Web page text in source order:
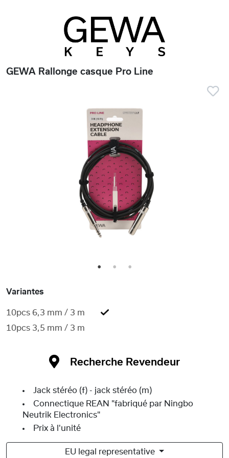
GEWA Rallonge casque Pro Line
1 2 3
Variantes
10pcs 6,3 mm / 3 m
10pcs 3,5 mm / 3 m
Recherche Revendeur
Jack stéréo (f) - jack stéréo (m)
Connectique REAN "fabriqué par Ningbo
Neutrik Electronics"
Prix à l'unité
EU legal representative